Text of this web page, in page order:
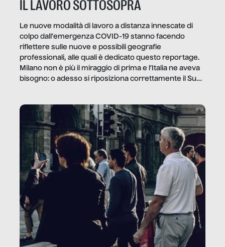
IL LAVORO SOTTOSOPRA
Le nuove modalità di lavoro a distanza innescate di
colpo dall’emergenza COVID-19 stanno facendo
riflettere sulle nuove e possibili geografie
professionali, alle quali è dedicato questo reportage.
Milano non è più il miraggio di prima e l’Italia ne aveva
bisogno: o adesso si riposiziona correttamente il Sud